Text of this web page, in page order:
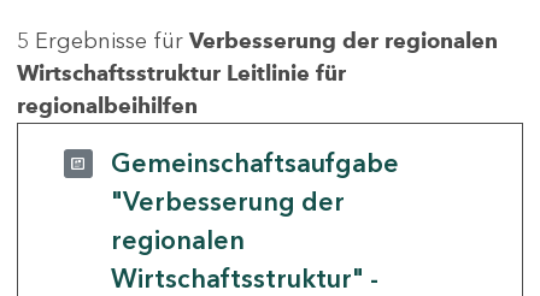
5 Ergebnisse für Verbesserung der regionalen
Wirtschaftsstruktur Leitlinie für
regionalbeihilfen
Gemeinschaftsaufgabe
"Verbesserung der
regionalen
Wirtschaftsstruktur" -